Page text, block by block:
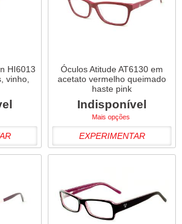
HI6013
vinho,
Óculos Atitude AT6130 em
acetato vermelho queimado
haste pink
Indisponível
Mais opções
EXPERIMENTAR